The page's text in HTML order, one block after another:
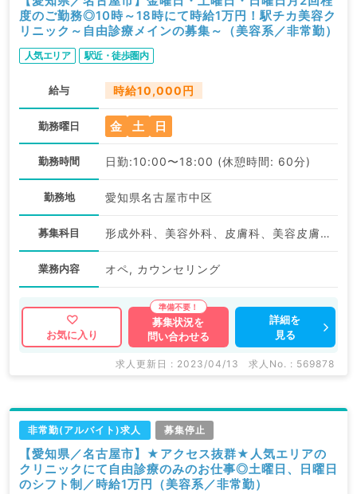
度のご勤務◎10時～18時にて時給1万円！駅チカ美容ク
リニック～自由診療メインの募集～（美容系／非常勤）
人気エリア 駅近・徒歩圏内
給与 時給10,000円
勤務曜日 金 土 日
勤務時間 日勤:10:00〜18:00 (休憩時間: 60分)
勤務地 愛知県名古屋市中区
募集科目 形成外科、美容外科、皮膚科、美容皮膚科
業務内容 オペ, カウンセリング
お気に入り
募集状況を
問い合わせる
詳細を
見る
求人更新日 : 2023/04/13 求人No. : 569878
非常勤(アルバイト)求人 募集停止
【愛知県／名古屋市】★アクセス抜群★人気エリアの
クリニックにて自由診療のみのお仕事◎土曜日、日曜日
のシフト制／時給1万円（美容系／非常勤）